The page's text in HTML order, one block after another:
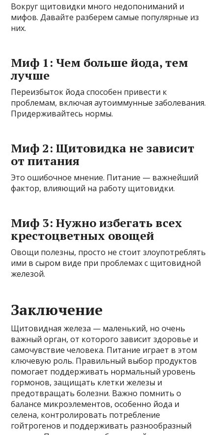
Вокруг щитовидки много недопониманий и
мифов. Давайте разберем самые популярные из
них.
Миф 1: Чем больше йода, тем
лучше
Переизбыток йода способен привести к
проблемам, включая аутоиммунные заболевания.
Придерживайтесь нормы.
Миф 2: Щитовидка не зависит
от питания
Это ошибочное мнение. Питание — важнейший
фактор, влияющий на работу щитовидки.
Миф 3: Нужно избегать всех
крестоцветных овощей
Овощи полезны, просто не стоит злоупотреблять
ими в сыром виде при проблемах с щитовидной
железой.
Заключение
Щитовидная железа — маленький, но очень
важный орган, от которого зависит здоровье и
самочувствие человека. Питание играет в этом
ключевую роль. Правильный выбор продуктов
помогает поддерживать нормальный уровень
гормонов, защищать клетки железы и
предотвращать болезни. Важно помнить о
балансе микроэлементов, особенно йода и
селена, контролировать потребление
гойтрогенов и поддерживать разнообразный